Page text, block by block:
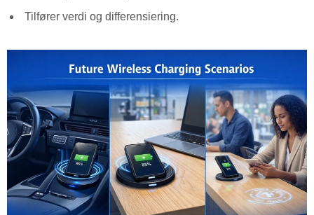
Tilfører verdi og differensiering.